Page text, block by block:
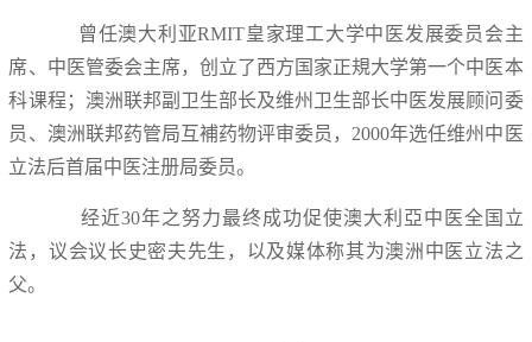
曾任澳大利亚RMIT皇家理工大学中医发展委员会主
席、中医管委会主席，创立了西方国家正規大学第一个中医本
科课程；澳洲联邦副卫生部长及维州卫生部长中医发展顾问委
员、澳洲联邦药管局互補药物评审委员，2000年选任维州中医
立法后首届中医注册局委员。
经近30年之努力最终成功促使澳大利亞中医全国立
法，议会议长史密夫先生，以及媒体称其为澳洲中医立法之
父。